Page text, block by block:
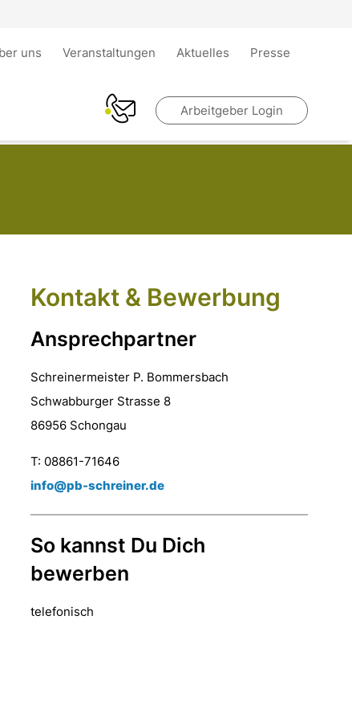
uns Veranstaltungen Aktuelles Presse
Arbeitgeber Login
Kontakt & Bewerbung
Ansprechpartner
Schreinermeister P. Bommersbach
Schwabburger Strasse 8
86956 Schongau
T: 08861-71646
info@pb-schreiner.de
So kannst Du Dich
bewerben
telefonisch